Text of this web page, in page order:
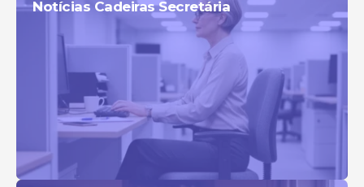
Notícias Cadeiras Secretária